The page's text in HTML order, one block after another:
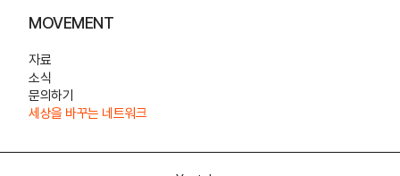
MOVEMENT
자료
소식
문의하기
세상을 바꾸는 네트워크